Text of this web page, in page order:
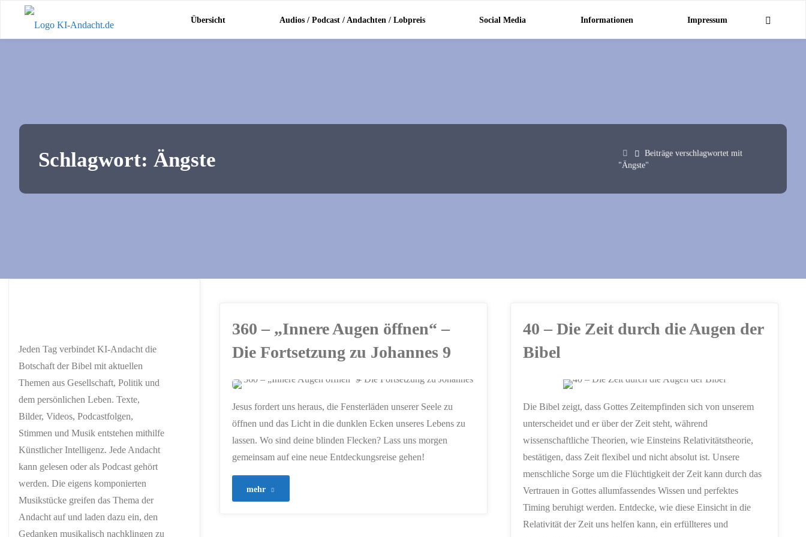
springen
Übersicht Audios / Podcast / Andachten / Lobpreis Social Media Informationen Impressum
Schlagwort: Ängste StartBeiträge verschlagwortet mit
"Ängste"
360 – „Innere Augen öffnen“ –
Die Fortsetzung zu Johannes 9
Jesus fordert uns heraus, die Fensterläden unserer Seele zu
öffnen und das Licht in die dunklen Ecken unseres Lebens zu
lassen. Wo sind deine blinden Flecken? Lass uns morgen
gemeinsam auf eine neue Entdeckungsreise gehen!
mehr
40 – Die Zeit durch die Augen der
Bibel
Die Bibel zeigt, dass Gottes Zeitempfinden sich von unserem
unterscheidet und er über der Zeit steht, während
wissenschaftliche Theorien, wie Einsteins Relativitätstheorie,
bestätigen, dass Zeit flexibel und nicht absolut ist. Unsere
menschliche Sorge um die Flüchtigkeit der Zeit kann durch das
Vertrauen in Gottes allumfassendes Wissen und perfektes
Timing beruhigt werden. Entdecke, wie diese Einsicht in die
Relativität der Zeit uns helfen kann, ein erfüllteres und
Jeden Tag verbindet KI-Andacht die
Botschaft der Bibel mit aktuellen
Themen aus Gesellschaft, Politik und
dem persönlichen Leben. Texte,
Bilder, Videos, Podcastfolgen,
Stimmen und Musik entstehen mithilfe
Künstlicher Intelligenz. Jede Andacht
kann gelesen oder als Podcast gehört
werden. Die eigens komponierten
Musikstücke greifen das Thema der
Andacht auf und laden dazu ein, den
Gedanken musikalisch nachklingen zu